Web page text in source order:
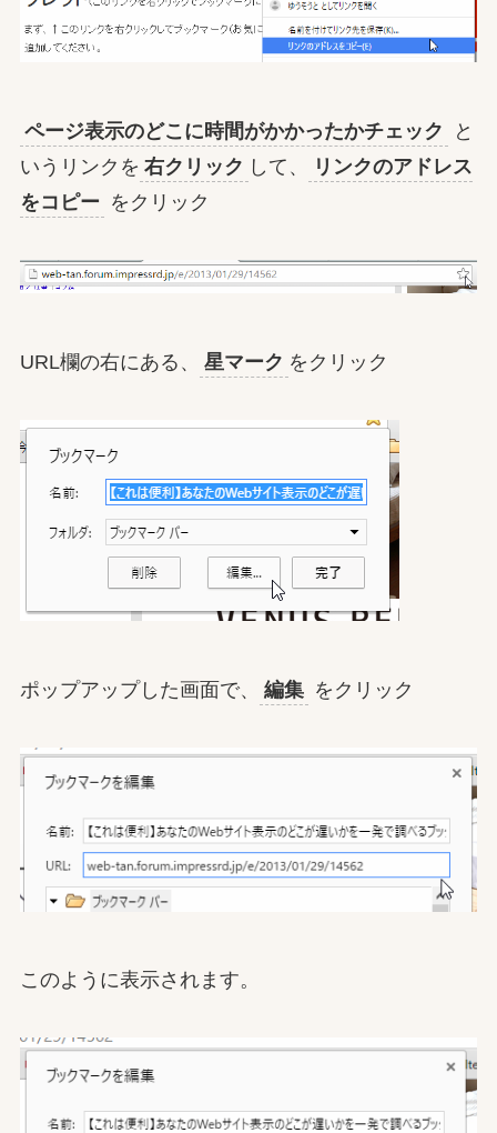
ページ表示のどこに時間がかかったかチェック
と
いうリンクを 右クリック して、
リンクのアドレス
をコピー をクリック
URL欄の右にある、 星マーク をクリック
ポップアップした画面で、 編集 をクリック
このように表示されます。